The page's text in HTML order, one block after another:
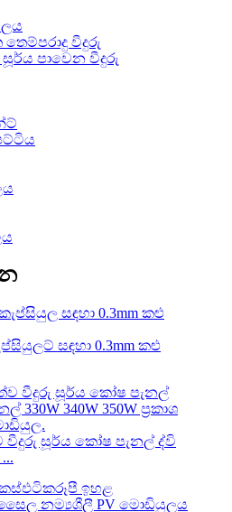
වීදුරු
සූර්ය පාවෙන වීදුරු
සඳහා 0.3mm කළු
සූර්ය කෝෂ පැනල් ද්වි